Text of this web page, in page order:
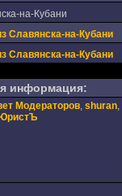
на-Кубани
Славянска-на-Кубани
Славянска-на-Кубани
информация:
Модераторов, shuran,
ЮристЪ